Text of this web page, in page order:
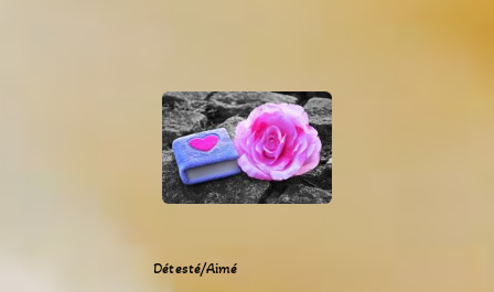
Détesté/Aimé